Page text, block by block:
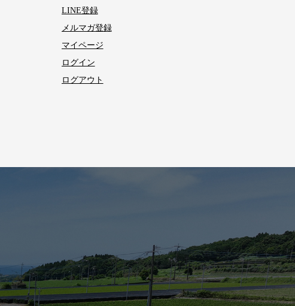
LINE登録
メルマガ登録
マイページ
ログイン
ログアウト